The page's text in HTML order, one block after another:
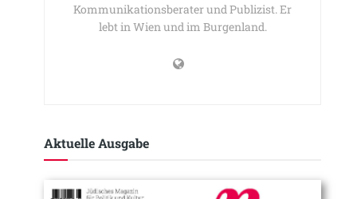
Kommunikationsberater und Publizist. Er
lebt in Wien und im Burgenland.
Aktuelle Ausgabe​